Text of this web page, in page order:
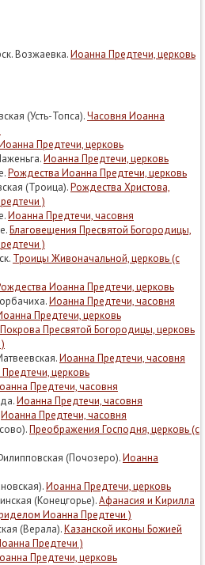
Возжаевка.Иоанна Предтечи, церковь
(Усть-Топса).Часовня Иоанна
Предтечи, церковь
Иоанна Предтечи, церковь
Рождества Иоанна Предтечи, церковь
(Троица).Рождества Христова,
)
Иоанна Предтечи, часовня
Благовещения Пресвятой Богородицы,
)
Троицы Живоначальной, церковь (с
Иоанна Предтечи, церковь
Иоанна Предтечи, часовня
Предтечи, церковь
Покрова Пресвятой Богородицы, церковь
Иоанна Предтечи, часовня
церковь
Предтечи, часовня
Иоанна Предтечи, часовня
Иоанна Предтечи, часовня
Преображения Господня, церковь (с
(Почозеро).Иоанна
Иоанна Предтечи, церковь
(Конецгорье).Афанасия и Кирилла
Иоанна Предтечи )
(Верала).Казанской иконы Божией
Предтечи )
Предтечи, церковь